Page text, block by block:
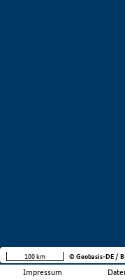
Impressum
100 km © Geobasis-DE /